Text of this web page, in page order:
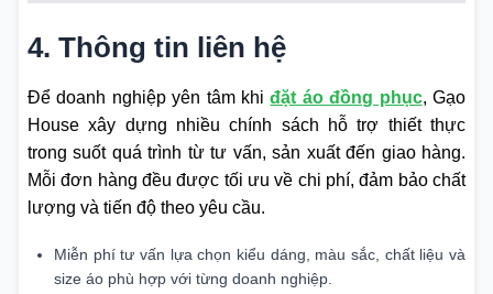
4. Thông tin liên hệ
Để doanh nghiệp yên tâm khiđặt áo đồng phục, Gạo
House xây dựng nhiều chính sách hỗ trợ thiết thực
trong suốt quá trình từ tư vấn, sản xuất đến giao hàng.
Mỗi đơn hàng đều được tối ưu về chi phí, đảm bảo chất
lượng và tiến độ theo yêu cầu.
Miễn phí tư vấn lựa chọn kiểu dáng, màu sắc, chất liệu và
size áo phù hợp với từng doanh nghiệp.